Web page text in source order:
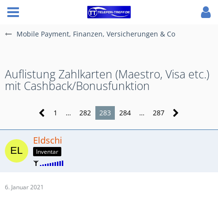
Mobile Payment, Finanzen, Versicherungen & Co
Auflistung Zahlkarten (Maestro, Visa etc.)
mit Cashback/Bonusfunktion
1 … 282 283 284 … 287
Eldschi
Inventar
6. Januar 2021